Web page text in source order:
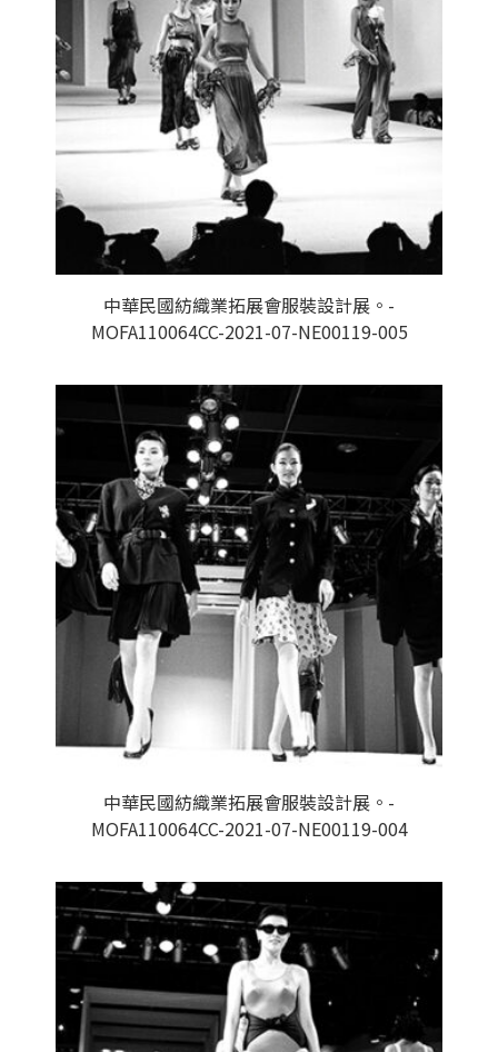
中華民國紡織業拓展會服裝設計展。-
MOFA110064CC-2021-07-NE00119-005
中華民國紡織業拓展會服裝設計展。-
MOFA110064CC-2021-07-NE00119-004